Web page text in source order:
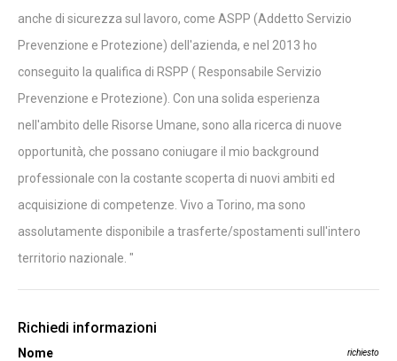
anche di sicurezza sul lavoro, come ASPP (Addetto Servizio
Prevenzione e Protezione) dell'azienda, e nel 2013 ho
conseguito la qualifica di RSPP ( Responsabile Servizio
Prevenzione e Protezione). Con una solida esperienza
nell'ambito delle Risorse Umane, sono alla ricerca di nuove
opportunità, che possano coniugare il mio background
professionale con la costante scoperta di nuovi ambiti ed
acquisizione di competenze. Vivo a Torino, ma sono
assolutamente disponibile a trasferte/spostamenti sull'intero
territorio nazionale. "
Richiedi informazioni
Nome richiesto